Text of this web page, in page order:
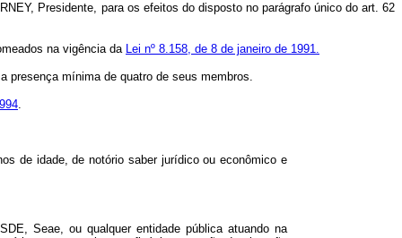
Presidente, para os efeitos do disposto no parágrafo único do art. 62
na vigência da Lei nº 8.158, de 8 de janeiro de 1991.
presença mínima de quatro de seus membros.
.
de idade, de notório saber jurídico ou econômico e
Seae, ou qualquer entidade pública atuando na